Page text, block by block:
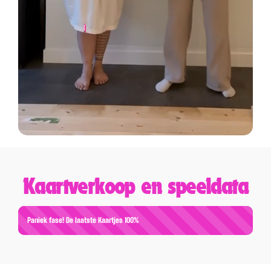
Kaartverkoop en speeldata
Paniek fase! De laatste Kaartjes 100%